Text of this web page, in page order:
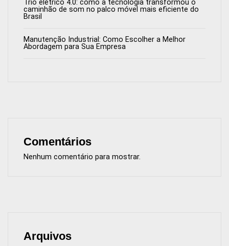
Trio elétrico 4.0: como a tecnologia transformou o
caminhão de som no palco móvel mais eficiente do
Brasil
Manutenção Industrial: Como Escolher a Melhor
Abordagem para Sua Empresa
Comentários
Nenhum comentário para mostrar.
Arquivos